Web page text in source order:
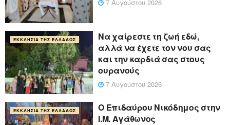
7 Αυγούστου 2026
ΕΚΚΛΗΣΊΑ ΤΗΣ ΕΛΛΆΔΟΣ
Να χαίρεστε τη ζωή εδώ,
αλλά να έχετε τον νου σας
και την καρδιά σας στους
ουρανούς
7 Αυγούστου 2026
ΕΚΚΛΗΣΊΑ ΤΗΣ ΕΛΛΆΔΟΣ
Ο Επιδαύρου Νικόδημος στην
Ι.Μ. Αγάθωνος